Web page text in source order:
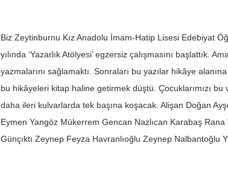
Biz Zeytinburnu Kız Anadolu İmam-Hatip Lisesi Edebiyat
yılında ‘Yazarlık Atölyesi’ egzersiz çalışmasını başlattık.
yazmalarını sağlamaktı. Sonraları bu yazılar hikâye
bu hikâyeleri kitap haline getirmek düştü. Çocuklarımızı
daha ileri kulvarlarda tek başına koşacak. Alişan Doğan
Eymen Yangöz Mükerrem Gencan Nazlıcan Karabaş
Günçıktı Zeynep Feyza Havranlıoğlu Zeynep Nalbantoğlu